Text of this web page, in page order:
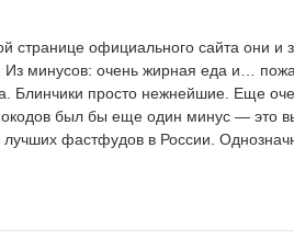
странице официального сайта они и
минусов: очень жирная еда и…
Блинчики просто нежнейшие. Еще
был бы еще один минус — это
фастфудов в России.